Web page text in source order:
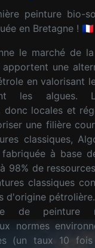
peinture bio-
en Bretagne ! 🇫🇷
le marché de
une
en valorisant
les algues.
donc locales et
une filière
classiques,
fabriquée à base
98% de
classiques
d'origine pétrolière.
de peinture
normes
(un taux 10